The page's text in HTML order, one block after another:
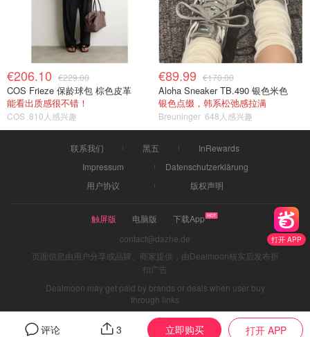
打开 APP
评论 3 立即购买 打开 APP
€206.10 €229.00
COS Frieze 保龄球包 棕色皮革
能看出质感很不错！
COS 810人感兴趣
€89.99 €170.00
Aloha Sneaker TB.490 银色米色
银色点缀，韩系松弛感拉满
Breuninger 648人感兴趣
联系我们 黑五
InRewards
Impressum
Datenschutzerklärung
用户协议
版权声明
触屏版 电脑版
下载App
contact@dazhe.de
页面信息由用户分享或品牌、商家提供，由Dealmoon核实后发布折
扣广告
Dealmoon may get paid by brands or deals when user buy
through links